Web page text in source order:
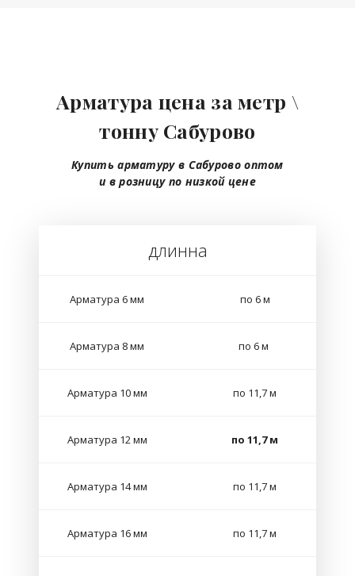
Арматура цена за метр \
тонну Сабурово
Купить арматуру в Сабуровооптом
и в розницу по низкой цене
длинна
Арматура 6 мм по 6 м
Арматура 8 мм по 6 м
Арматура 10 мм по 11,7 м
Арматура 12 мм по 11,7 м
Арматура 14 мм по 11,7 м
Арматура 16 мм по 11,7 м